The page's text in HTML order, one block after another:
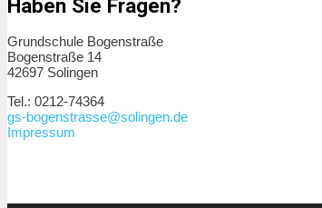
Haben Sie Fragen?
Grundschule Bogenstraße
Bogenstraße 14
42697 Solingen
Tel.: 0212-74364
gs-bogenstrasse@solingen.de
Impressum